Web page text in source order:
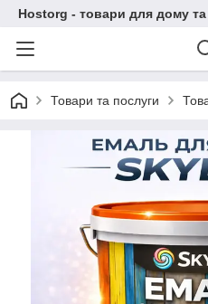
Hostorg - товари для дому та
Товари та послуги